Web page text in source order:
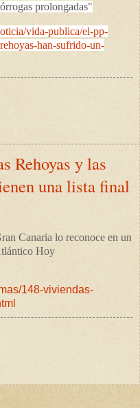
prolongadas"
vida-publica/el-pp-
han-sufrido-un-
Rehoyas y las
una lista final
Canaria lo reconoce en un
Hoy
148-viviendas-